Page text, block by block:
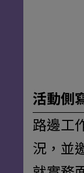
活動側
路邊工
況，並